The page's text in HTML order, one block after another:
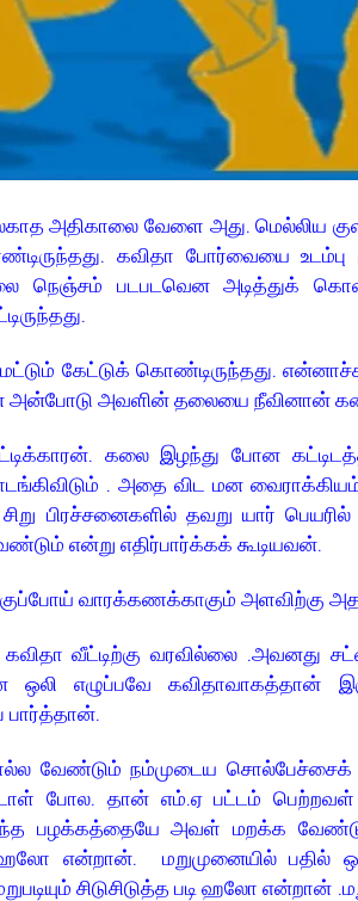
அதிகாலை வேளை அது. மெல்லிய
கவிதா போர்வையை உடம்பு
நெஞ்சம் படபடவென அடித்துக்
கேட்டுக் கொண்டிருந்தது.
அன்போடு அவளின் தலையை நீவினான்
கலை இழந்து போன
. அதை விட மன
பிரச்சனைகளில் தவறு யார்
என்று எதிர்பார்க்கக் கூடியவன்.
வாரக்கணக்காகும் அளவிற்கு
கவிதா வீட்டிற்கு வரவில்லை .அவனது
ஒலி எழுப்பவே கவிதாவாகத்தான்
பார்த்தான்.
வேண்டும் நம்முடைய சொல்பேச்சைக்
போல. தான் எம்.ஏ பட்டம் பெற்றவள்
பழக்கத்தையே அவள் மறக்க
என்றான். மறுமுனையில் பதில்
சிடுசிடுத்த ‌படி ஹலோ என்றான்